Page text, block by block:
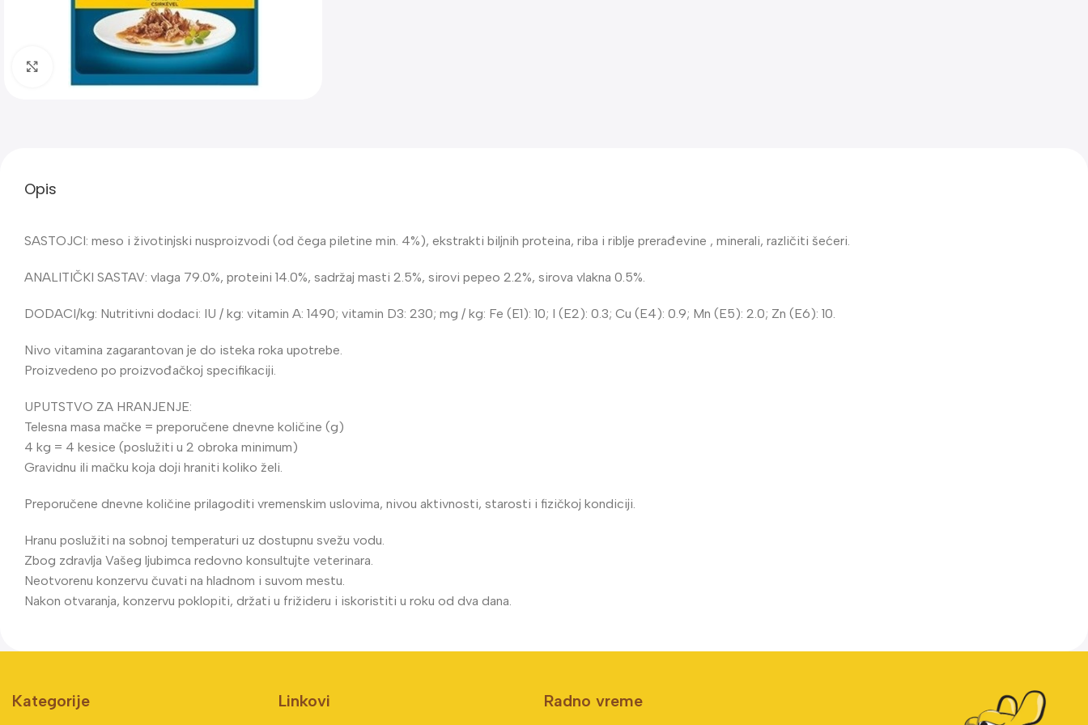
Klik za uvećanje
Opis
SASTOJCI: meso i životinjski nusproizvodi (od čega piletine min. 4%), ekstrakti biljnih proteina, riba i riblje prerađevine , minerali, različiti šećeri.
ANALITIČKI SASTAV: vlaga 79.0%, proteini 14.0%, sadržaj masti 2.5%, sirovi pepeo 2.2%, sirova vlakna 0.5%.
DODACI/kg: Nutritivni dodaci: IU / kg: vitamin A: 1490; vitamin D3: 230; mg / kg: Fe (E1): 10; I (E2): 0.3; Cu (E4): 0.9; Mn (E5): 2.0; Zn (E6): 10.
Nivo vitamina zagarantovan je do isteka roka upotrebe.
Proizvedeno po proizvođačkoj specifikaciji.
UPUTSTVO ZA HRANJENJE:
Telesna masa mačke = preporučene dnevne količine (g)
4 kg = 4 kesice (poslužiti u 2 obroka minimum)
Gravidnu ili mačku koja doji hraniti koliko želi.
Preporučene dnevne količine prilagoditi vremenskim uslovima, nivou aktivnosti, starosti i fizičkoj kondiciji.
Hranu poslužiti na sobnoj temperaturi uz dostupnu svežu vodu.
Zbog zdravlja Vašeg ljubimca redovno konsultujte veterinara.
Neotvorenu konzervu čuvati na hladnom i suvom mestu.
Nakon otvaranja, konzervu poklopiti, držati u frižideru i iskoristiti u roku od dva dana.
Kategorije Linkovi Radno vreme